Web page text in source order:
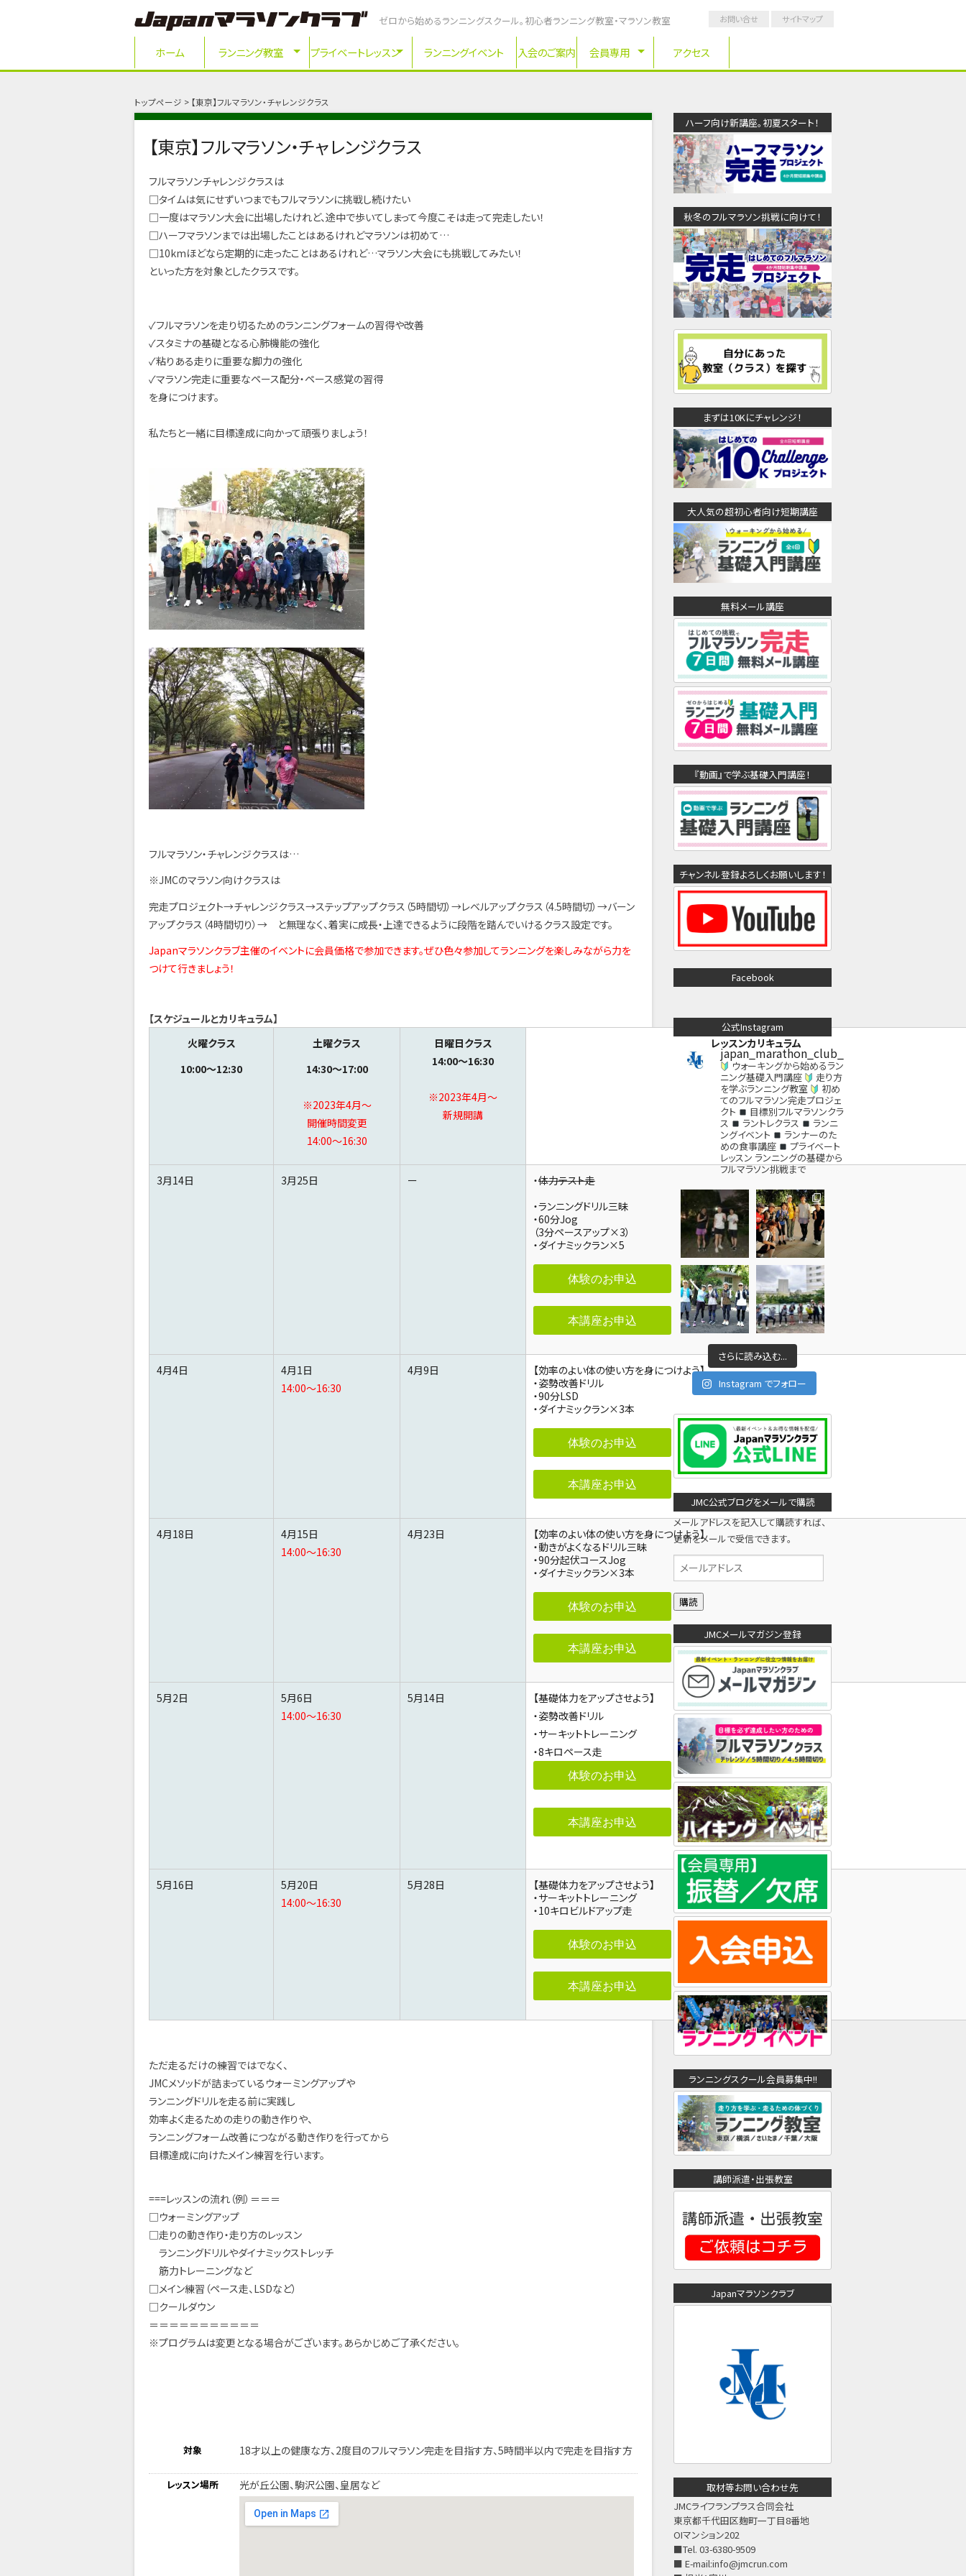
ゼロから始めるランニングスクール。初心者ランニング教室・マラソン教室
ホーム ランニング教室 プライベートレッスン ランニングイベント 入会のご案内 会員専用 アクセス
お問い合せ サイトマップ
トップページ 【東京】フルマラソン・チャレンジクラス
【東京】フルマラソン・チャレンジクラス
フルマラソンチャレンジクラスは
□タイムは気にせずいつまでもフルマラソンに挑戦し続けたい
□一度はマラソン大会に出場したけれど、途中で歩いてしまって今度こそは走って完走したい！
□ハーフマラソンまでは出場したことはあるけれどマラソンは初めて…
□10kmほどなら定期的に走ったことはあるけれど…マラソン大会にも挑戦してみたい！
といった方を対象としたクラスです。
✓フルマラソンを走り切るためのランニングフォームの習得や改善
✓スタミナの基礎となる心肺機能の強化
✓粘りある走りに重要な脚力の強化
✓マラソン完走に重要なペース配分・ペース感覚の習得
を身につけます。
私たちと一緒に目標達成に向かって頑張りましょう！
フルマラソン・チャレンジクラスは…
※JMCのマラソン向けクラスは
完走プロジェクト→チャレンジクラス→ステップアップクラス（5時間切）→レベルアップクラス（4.5時間切）→バーン
アップクラス（4時間切り）→ と無理なく、着実に成長・上達できるように段階を踏んでいけるクラス設定です。
Japanマラソンクラブ主催のイベントに会員価格で参加できます。ぜひ色々参加してランニングを楽しみながら力を
つけて行きましょう！
【スケジュールとカリキュラム】
火曜クラス
10:00～12:30
土曜クラス
14:30～17:00
※2023年4月～
開催時間変更
14:00～16:30
日曜日クラス
14:00～16:30
※2023年4月～
新規開講
レッスンカリキュラム
3月14日 3月25日 ー ・体力テスト走
・ランニングドリル三昧
・60分Jog
（3分ペースアップ×3）
・ダイナミックラン×5
体験のお申込
本講座お申込
4月4日
4月1日
14:00～16:30
4月9日
【効率のよい体の使い方を身につけよう】
・姿勢改善ドリル
・90分LSD
・ダイナミックラン×3本
体験のお申込
本講座お申込
4月18日
4月15日
14:00～16:30
4月23日
【効率のよい体の使い方を身につけよう】
・動きがよくなるドリル三昧
・90分起伏コースJog
・ダイナミックラン×3本
体験のお申込
本講座お申込
5月2日
5月6日
14:00～16:30
5月14日
【基礎体力をアップさせよう】
・姿勢改善ドリル
・サーキットトレーニング
・8キロペース走
体験のお申込
本講座お申込
5月16日
5月20日
14:00～16:30
5月28日
【基礎体力をアップさせよう】
・サーキットトレーニング
・10キロビルドアップ走
体験のお申込
本講座お申込
ただ走るだけの練習ではでなく、
JMCメソッドが詰まっているウォーミングアップや
ランニングドリルを走る前に実践し
効率よく走るための走りの動き作りや、
ランニングフォーム改善につながる動き作りを行ってから
目標達成に向けたメイン練習を行います。
===レッスンの流れ（例）＝＝＝
□ウォーミングアップ
□走りの動き作り・走り方のレッスン
ランニングドリルやダイナミックストレッチ
筋力トレーニングなど
□メイン練習（ペース走、LSDなど）
□クールダウン
＝＝＝＝＝＝＝＝＝＝＝
※プログラムは変更となる場合がございます。あらかじめご了承ください。
対象 18才以上の健康な方、2度目のフルマラソン完走を目指す方、5時間半以内で完走を目指す方
レッスン場所 光が丘公園、駒沢公園、皇居など
ハーフ向け新講座。初夏スタート！
秋冬のフルマラソン挑戦に向けて！
まずは10Kにチャレンジ！
大人気の超初心者向け短期講座
無料メール講座
『動画』で学ぶ基礎入門講座！
チャンネル登録よろしくお願いします！
Facebook
公式Instagram
japan_marathon_club_
ウォーキングから始めるラン
ニング基礎入門講座
走り方
を学ぶランニング教室
初め
てのフルマラソン完走プロジェ
クト
目標別フルマラソンクラ
ス
ラントレクラス
ランニ
ングイベント
ランナーのた
めの食事講座
プライベート
レッスン ランニングの基礎から
フルマラソン挑戦まで
さらに読み込む...
Instagram でフォロー
JMC公式ブログをメールで購読
メールアドレスを記入して購読すれば、
更新をメールで受信できます。
ー
ル
ア
ド
レ
JMCメールマガジン登録
ランニングスクール会員募集中!!
講師派遣・出張教室
Japanマラソンクラブ
取材等お問い合わせ先
JMCライフランプラス合同会社
東京都千代田区麹町一丁目8番地
OIマンション202
■Tel. 03-6380-9509
■ E-mail:info@jmcrun.com